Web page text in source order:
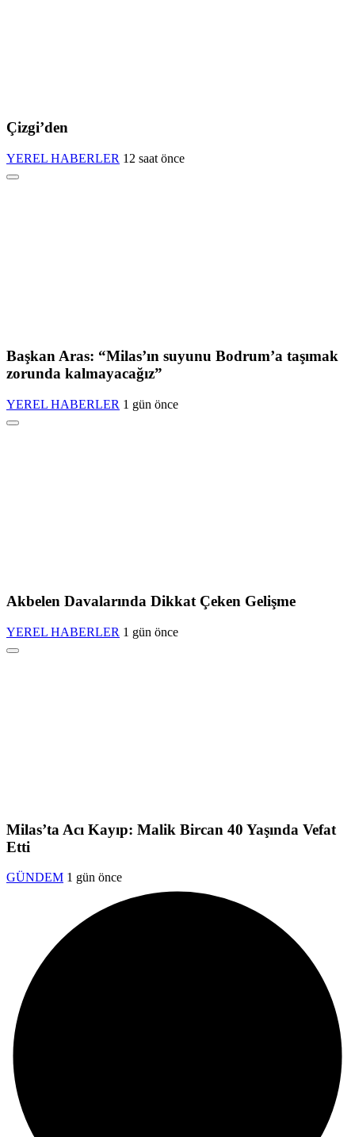
Çizgi’den
YEREL HABERLER 12 saat önce
Başkan Aras: “Milas’ın suyunu Bodrum’a taşımak
zorunda kalmayacağız”
YEREL HABERLER 1 gün önce
Akbelen Davalarında Dikkat Çeken Gelişme
YEREL HABERLER 1 gün önce
Milas’ta Acı Kayıp: Malik Bircan 40 Yaşında Vefat
Etti
GÜNDEM 1 gün önce